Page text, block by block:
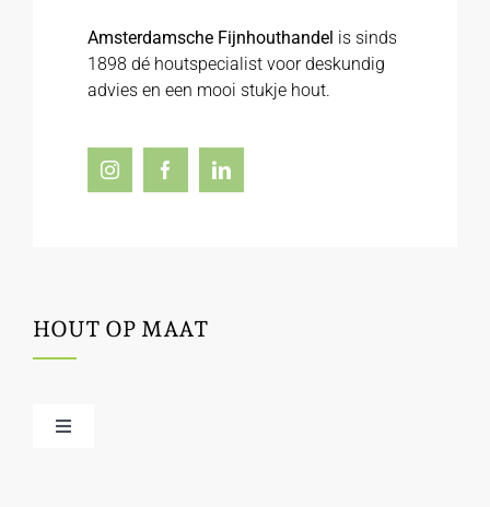
Amsterdamsche Fijnhouthandel is sinds
1898 dé houtspecialist voor deskundig
advies en een mooi stukje hout.
HOUT OP MAAT
Toggle